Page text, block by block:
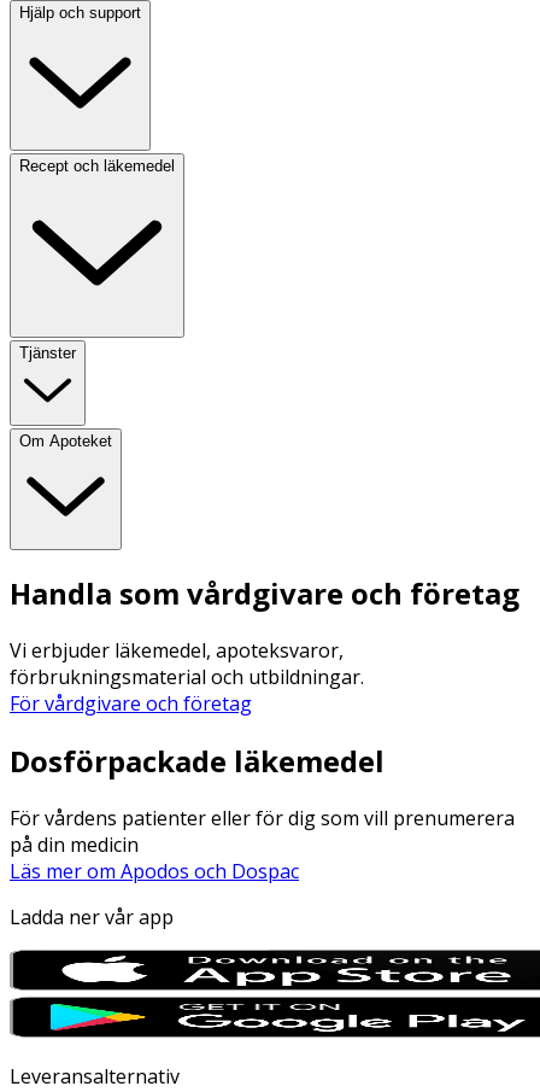
Hjälp och support
Recept och läkemedel
Tjänster
Om Apoteket
Handla som vårdgivare och företag
Vi erbjuder läkemedel, apoteksvaror,
förbrukningsmaterial och utbildningar.
För vårdgivare och företag
Dosförpackade läkemedel
För vårdens patienter eller för dig som vill prenumerera
på din medicin
Läs mer om Apodos och Dospac
Ladda ner vår app
Leveransalternativ